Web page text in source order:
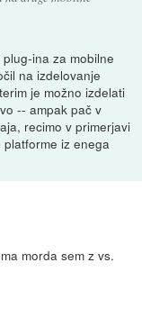
ina za mobilne
na izdelovanje
je možno izdelati
-- ampak pač v
recimo v primerjavi
iz enega
morda sem z vs.